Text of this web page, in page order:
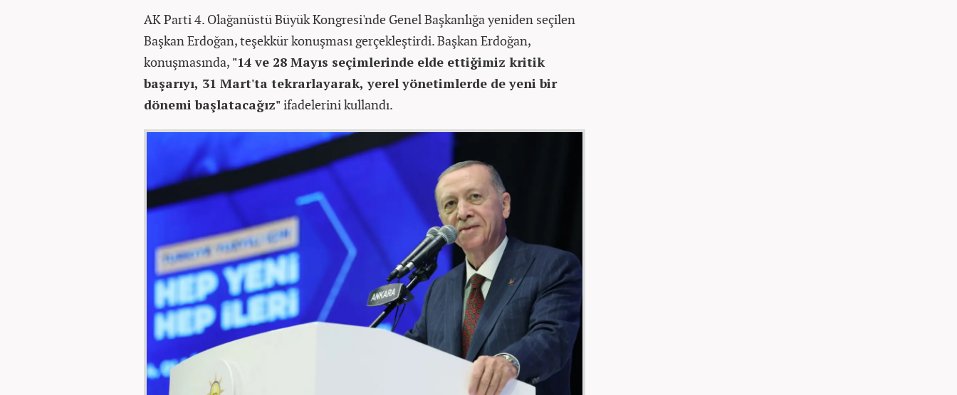
AK Parti 4. Olağanüstü Büyük Kongresi'nde Genel Başkanlığa yeniden seçilen
Başkan Erdoğan, teşekkür konuşması gerçekleştirdi. Başkan Erdoğan,
konuşmasında, "14 ve 28 Mayıs seçimlerinde elde ettiğimiz kritik
başarıyı, 31 Mart'ta tekrarlayarak, yerel yönetimlerde de yeni bir
dönemi başlatacağız"ifadelerini kullandı.